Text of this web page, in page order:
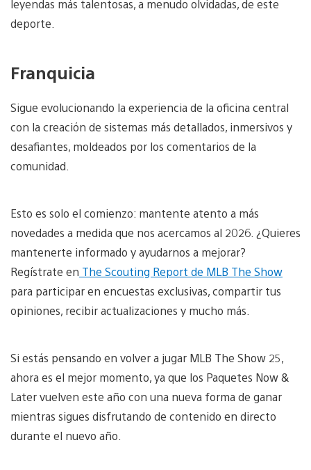
leyendas más talentosas, a menudo olvidadas, de este
deporte.
Franquicia
Sigue evolucionando la experiencia de la oficina central
con la creación de sistemas más detallados, inmersivos y
desafiantes, moldeados por los comentarios de la
comunidad.
Esto es solo el comienzo: mantente atento a más
novedades a medida que nos acercamos al 2026. ¿Quieres
mantenerte informado y ayudarnos a mejorar?
Regístrate en The Scouting Report de MLB The Show
para participar en encuestas exclusivas, compartir tus
opiniones, recibir actualizaciones y mucho más.
Si estás pensando en volver a jugar MLB The Show 25,
ahora es el mejor momento, ya que los Paquetes Now &
Later vuelven este año con una nueva forma de ganar
mientras sigues disfrutando de contenido en directo
durante el nuevo año.